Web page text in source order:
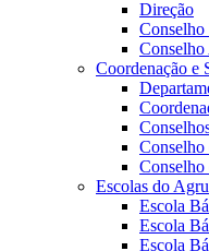
Direção
Conselho
Coordenação e
Conselho
Conselho
Escolas do
Escola
Escola
Escola